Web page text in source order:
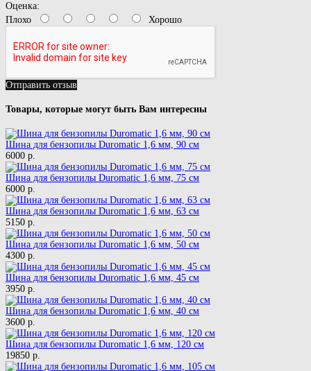
Оценка:
Плохо
Хорошо
Отправить отзыв
Товары, которые могут быть Вам интересны
Шина для бензопилы Duromatic 1,6 мм, 90 см
6000 р.
Шина для бензопилы Duromatic 1,6 мм, 75 см
6000 р.
Шина для бензопилы Duromatic 1,6 мм, 63 см
5150 р.
Шина для бензопилы Duromatic 1,6 мм, 50 см
4300 р.
Шина для бензопилы Duromatic 1,6 мм, 45 см
3950 р.
Шина для бензопилы Duromatic 1,6 мм, 40 см
3600 р.
Шина для бензопилы Duromatic 1,6 мм, 120 см
19850 р.